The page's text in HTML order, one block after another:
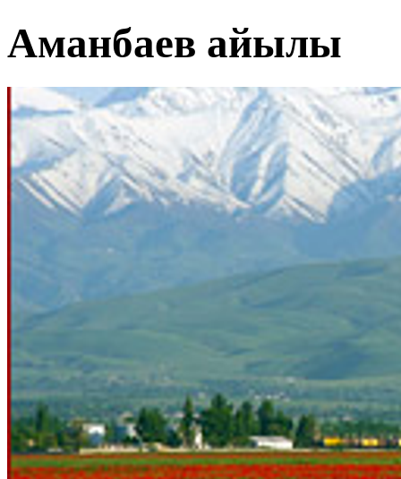
Аманбаев айылы